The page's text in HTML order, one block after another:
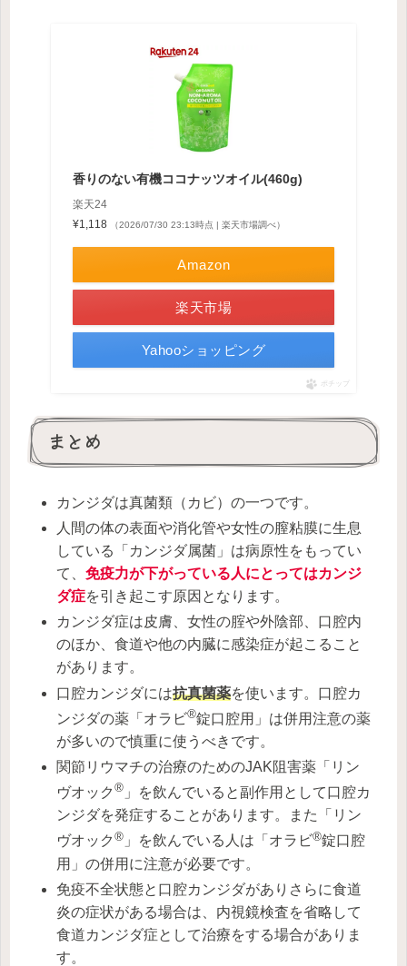
香りのない有機ココナッツオイル(460g)
楽天24
¥1,118
（2026/07/30 23:13時点 | 楽天市場調べ）
Amazon
楽天市場
Yahooショッピング
ポチップ
まとめ
カンジダは真菌類（カビ）の一つです。
人間の体の表面や消化管や女性の膣粘膜に生息
している「カンジダ属菌」は病原性をもってい
て、免疫力が下がっている人にとってはカンジ
ダ症を引き起こす原因となります。
カンジダ症は皮膚、女性の腟や外陰部、口腔内
のほか、食道や他の内臓に感染症が起こること
があります。
口腔カンジダには抗真菌薬を使います。口腔カ
ンジダの薬「オラビ®錠口腔用」は併用注意の薬
が多いので慎重に使うべきです。
関節リウマチの治療のためのJAK阻害薬「リン
ヴオック® 」を飲んでいると副作用として口腔カ
ンジダを発症することがあります。また「リン
ヴオック® 」を飲んでいる人は「オラビ®錠口腔
用」の併用に注意が必要です。
免疫不全状態と口腔カンジダがありさらに食道
炎の症状がある場合は、内視鏡検査を省略して
食道カンジダ症として治療をする場合がありま
す。